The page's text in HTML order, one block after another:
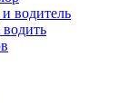
водитель